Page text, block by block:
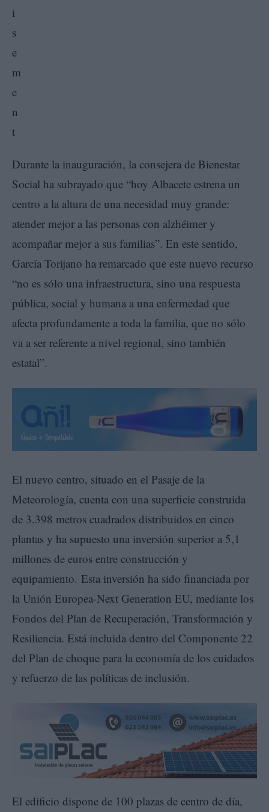
Durante la inauguración, la consejera de Bienestar
Social ha subrayado que “hoy Albacete estrena un
centro a la altura de una necesidad muy grande:
atender mejor a las personas con alzhéimer y
acompañar mejor a sus familias”. En este sentido,
García Torijano ha remarcado que este nuevo recurso
“no es sólo una infraestructura, sino una respuesta
pública, social y humana a una enfermedad que
afecta profundamente a toda la familia, que no sólo
va a ser referente a nivel regional, sino también
estatal”.
El nuevo centro, situado en el Pasaje de la
Meteorología, cuenta con una superficie construida
de 3.398 metros cuadrados distribuidos en cinco
plantas y ha supuesto una inversión superior a 5,1
millones de euros entre construcción y
equipamiento. Esta inversión ha sido financiada por
la Unión Europea-Next Generation EU, mediante los
Fondos del Plan de Recuperación, Transformación y
Resiliencia. Está incluida dentro del Componente 22
del Plan de choque para la economía de los cuidados
y refuerzo de las políticas de inclusión.
El edificio dispone de 100 plazas de centro de día,